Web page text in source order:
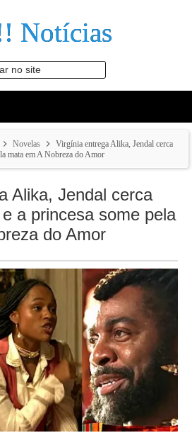
Notícias
no site
Novelas
Virgínia entrega Alika, Jendal cerca
mata em A Nobreza do Amor
Alika, Jendal cerca
a princesa some pela
do Amor